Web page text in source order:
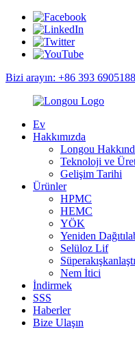
Bizi arayın: +86 393 6905188
Ev
Hakkımızda
Longou
Teknoloji ve
Gelişim Tarihi
Ürünler
HPMC
HEMC
YÖK
Yeniden
Selüloz Lif
Nem İtici
İndirmek
SSS
Haberler
Bize Ulaşın